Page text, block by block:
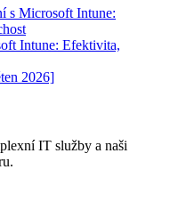
s Microsoft Intune:
Intune: Efektivita,
2026]
IT služby a naši